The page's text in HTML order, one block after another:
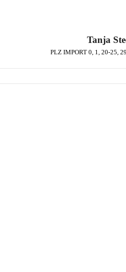
Tanja
PLZ IMPORT 0, 1, 20-25,